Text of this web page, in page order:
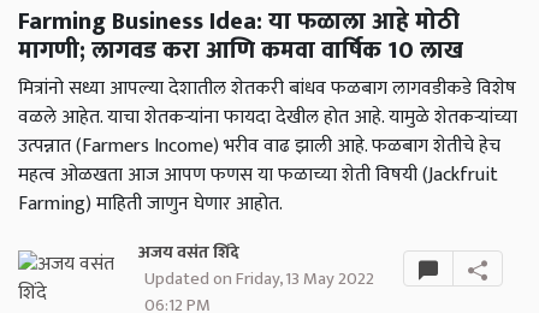
Farming Business Idea: या फळाला आहे मोठी
मागणी; लागवड करा आणि कमवा वार्षिक 10 लाख
मित्रांनो सध्या आपल्या देशातील शेतकरी बांधव फळबाग लागवडीकडे विशेष
वळले आहेत. याचा शेतकऱ्यांना फायदा देखील होत आहे. यामुळे शेतकर्‍यांच्या
उत्पन्नात (Farmers Income) भरीव वाढ झाली आहे. फळबाग शेतीचे हेच
महत्व ओळखता आज आपण फणस या फळाच्या शेती विषयी (Jackfruit
Farming) माहिती जाणुन घेणार आहोत.
अजय वसंत शिंदे
Updated on Friday, 13 May 2022
06:12 PM